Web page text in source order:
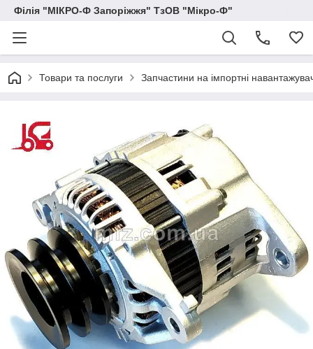
Філія "МІКРО-Ф Запоріжжя" ТзОВ "Мікро-Ф"
Товари та послуги Запчастини на імпортні